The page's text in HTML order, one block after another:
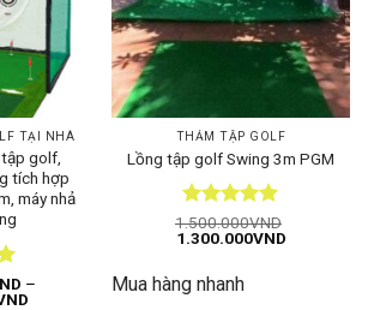
TẠI NHÀ
golf,
tích hợp
máy nhả
–
Khoảng
THẢM TẬP GOLF
Lồng tập golf Swing 3m PGM
Được xếp
hạng55
1.500.000VND
Giá
1.500.000VND.
1.300.000VNDGiá
Mua hàng nhanh